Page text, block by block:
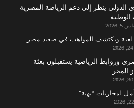
الدولي ينظر إلى دعم الرياضة المصرية
ويكتشف المواهب في صعيد مصر
وروابط الرياضية يستقبلون بعثة
المجر
لمحاربات “بهية”